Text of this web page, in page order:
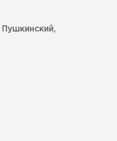
Пушкинский,